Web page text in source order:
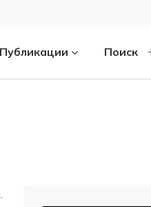
Публикации Поиск